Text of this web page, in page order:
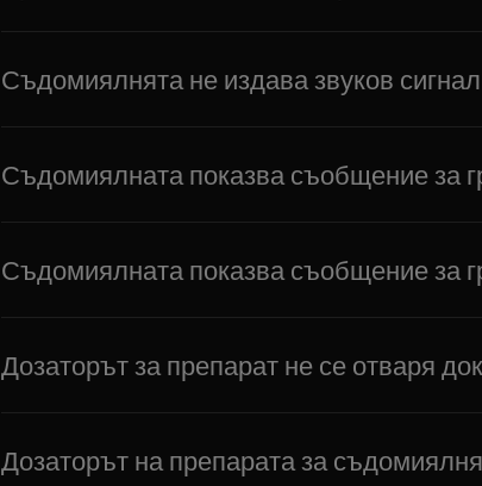
Съдомиялнята не издава звуков
Съдомиялната показва съобщение за
Съдомиялната показва съобщение за
Дозаторът за препарат не се отваря
Дозаторът на препарата за